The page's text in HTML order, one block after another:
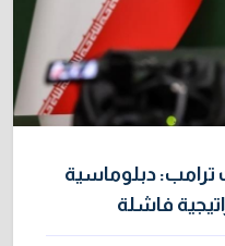
دبلوماسية
فاشلة